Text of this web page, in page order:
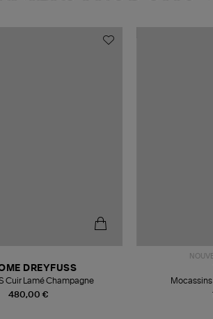
480,00 €
DREYFUSS
Cuir Lamé Champagne